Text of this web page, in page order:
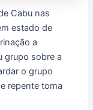
Cabu nas
estado de
a
grupo sobre a
o grupo
repente toma